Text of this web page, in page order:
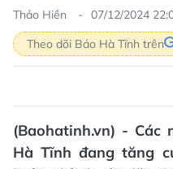
Thảo Hiền
07/12/2024
Theo dõi Báo Hà Tĩnh trên
(Baohatinh.vn) - Các
Hà Tĩnh đang tăng